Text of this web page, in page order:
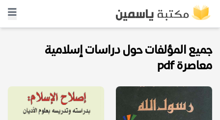
جميع المؤلفات حول دراسات إسلامية
معاصرة pdf